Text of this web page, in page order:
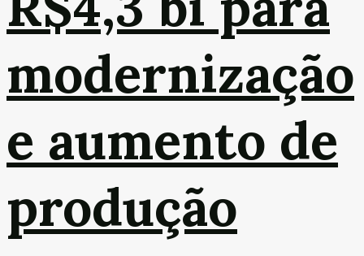
modernização
e aumento de
produção